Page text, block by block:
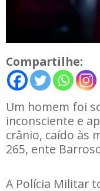
Compartilhe:
Um homem foi
inconsciente e
crânio, caído às
265, ente
A Polícia Militar